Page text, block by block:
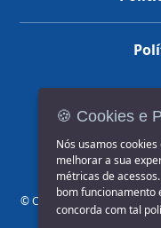
© COPYRIGHT 2026,
🍪 Cookies e
Nós usamos
melhorar a sua
métricas de
bom funcionamento
concorda com tal